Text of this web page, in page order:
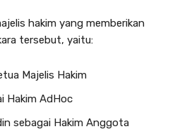
hakim yang memberikan
tersebut, yaitu:
Majelis Hakim
Hakim AdHoc
sebagai Hakim Anggota